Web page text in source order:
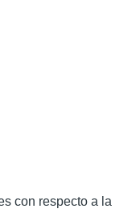
con respecto a la